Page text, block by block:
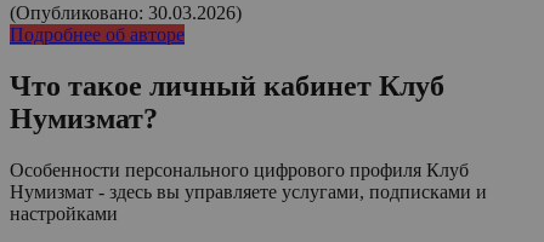
(Опубликовано: 30.03.2026)
Подробнее об авторе
Что такое личный кабинет Клуб
Нумизмат?
Особенности персонального цифрового профиля Клуб
Нумизмат - здесь вы управляете услугами, подписками и
настройками